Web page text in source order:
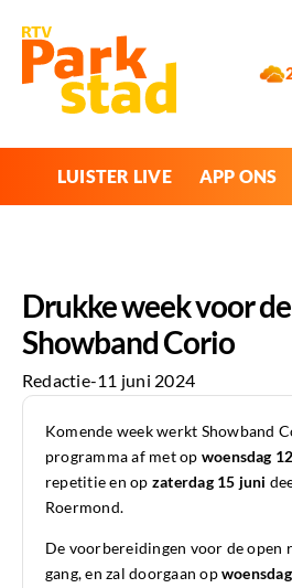
LUISTER LIVE APP ONS
Drukke week voor
Showband Corio
Redactie-11 juni 2024
Komende week werkt Showband
programma af met op woensdag
repetitie en op zaterdag 15 juni
Roermond.
De voorbereidingen voor de open
gang, en zal doorgaan op